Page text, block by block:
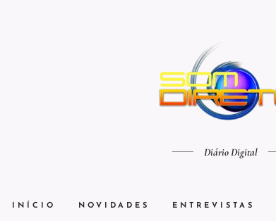
Diário Digital
INÍCIO NOVIDADES ENTREVISTAS